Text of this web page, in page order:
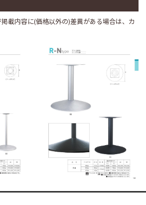
載内容に(価格以外の)差異がある場合は、カ